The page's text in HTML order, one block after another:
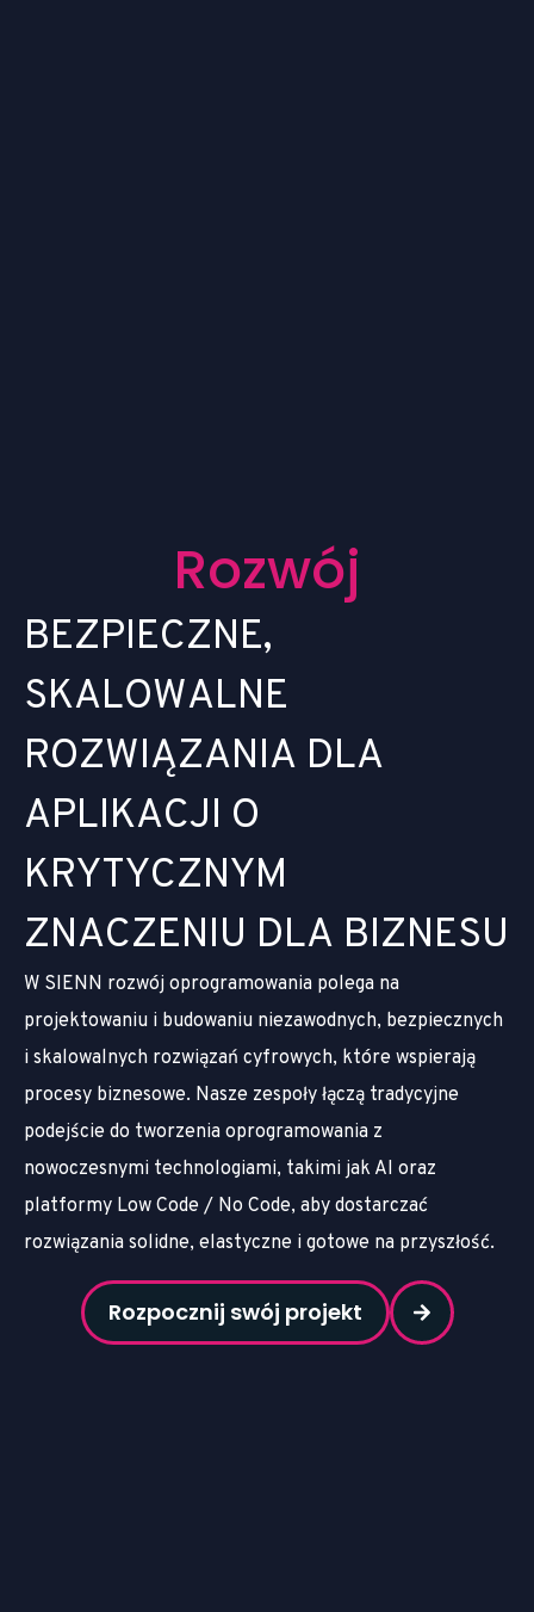
Rozwój
BEZPIECZNE,
SKALOWALNE
ROZWIĄZANIA DLA
APLIKACJI O
KRYTYCZNYM
ZNACZENIU DLA BIZNESU
W SIENN rozwój oprogramowania polega na
projektowaniu i budowaniu niezawodnych, bezpiecznych
i skalowalnych rozwiązań cyfrowych, które wspierają
procesy biznesowe. Nasze zespoły łączą tradycyjne
podejście do tworzenia oprogramowania z
nowoczesnymi technologiami, takimi jak AI oraz
platformy Low Code / No Code, aby dostarczać
rozwiązania solidne, elastyczne i gotowe na przyszłość.
Rozpocznij swój projekt